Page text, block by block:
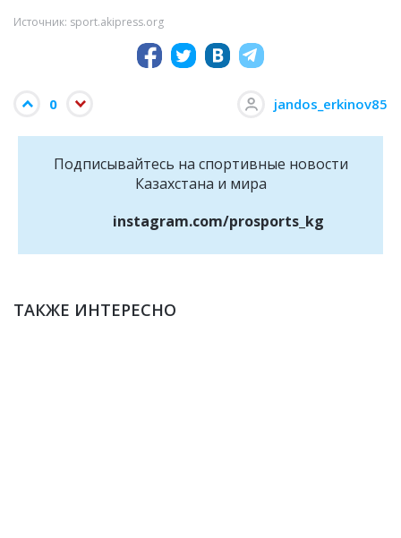
Источник: sport.akipress.org
0 jandos_erkinov85
Подписывайтесь на cпортивные новости
Казахстана и мира
instagram.com/prosports_kg
ТАКЖЕ ИНТЕРЕСНО